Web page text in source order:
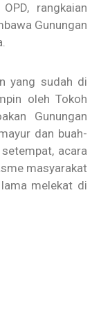
rangkaian
Gunungan
yang sudah di
oleh Tokoh
Gunungan
dan buah-
acara
masyarakat
melekat di